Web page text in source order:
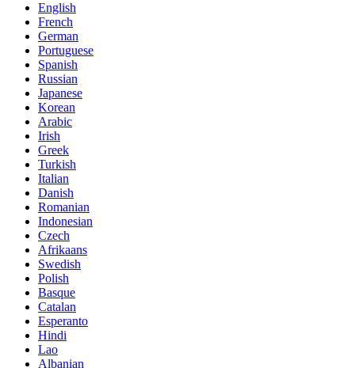
English
French
German
Portuguese
Spanish
Russian
Japanese
Korean
Arabic
Irish
Greek
Turkish
Italian
Danish
Romanian
Indonesian
Czech
Afrikaans
Swedish
Polish
Basque
Catalan
Esperanto
Hindi
Lao
Albanian